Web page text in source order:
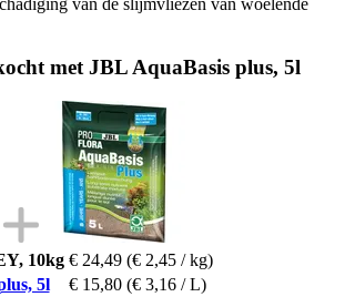
van de slijmvliezen van woelende
met JBL AquaBasis plus, 5l
10kg € 24,49 (€ 2,45 / kg)
5l
€ 15,80 (€ 3,16 / L)